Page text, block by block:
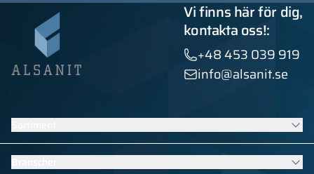
Vi finns här för dig,
kontakta oss!:
+48 453 039 919
info@alsanit.se
Skåp
Sanitära kabiner